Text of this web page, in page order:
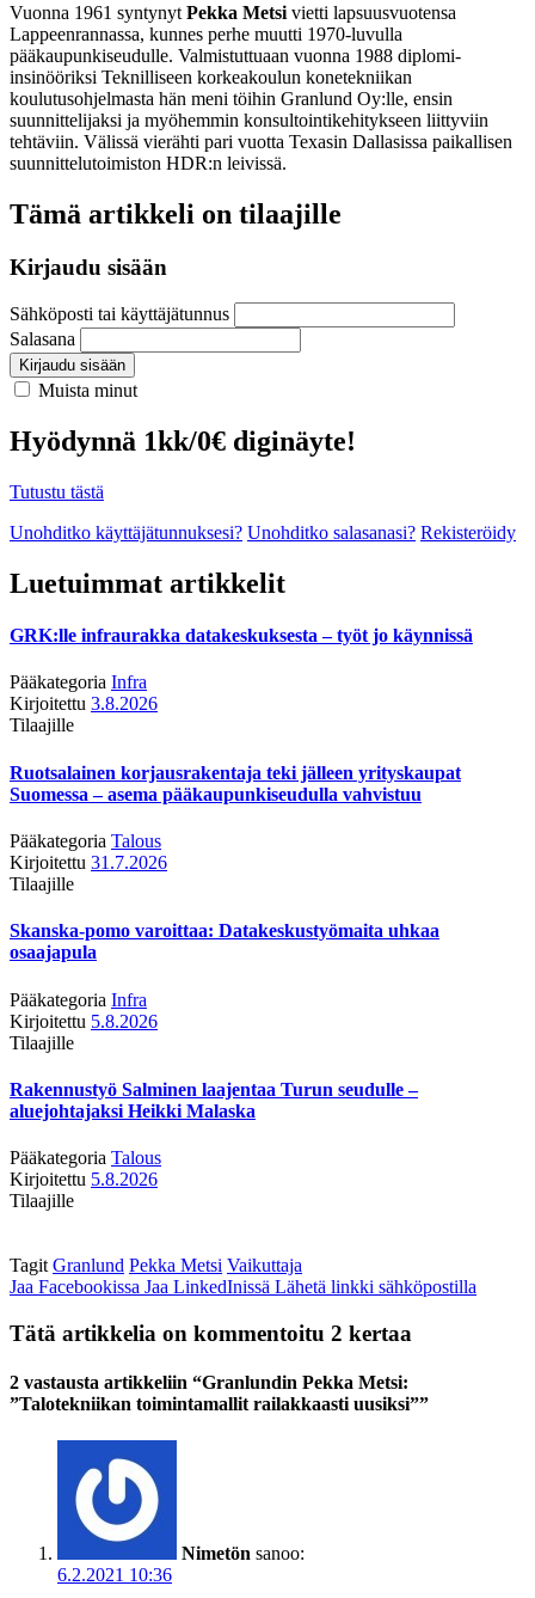
Vuonna 1961 syntynyt Pekka Metsi vietti lapsuusvuotensa
Lappeenrannassa, kunnes perhe muutti 1970-luvulla
pääkaupunkiseudulle. Valmistuttuaan vuonna 1988 diplomi-
insinööriksi Teknilliseen korkeakoulun konetekniikan
koulutusohjelmasta hän meni töihin Granlund Oy:lle, ensin
suunnittelijaksi ja myöhemmin konsultointikehitykseen liittyviin
tehtäviin. Välissä vierähti pari vuotta Texasin Dallasissa paikallisen
suunnittelutoimiston HDR:n leivissä.
Tämä artikkeli on tilaajille
Kirjaudu sisään
Sähköposti tai käyttäjätunnus
Salasana
Kirjaudu sisään
Muista minut
Hyödynnä 1kk/0€ diginäyte!
Tutustu tästä
Unohditko käyttäjätunnuksesi? Unohditko salasanasi? Rekisteröidy
Luetuimmat artikkelit
GRK:lle infraurakka datakeskuksesta – työt jo käynnissä
Pääkategoria Infra
Kirjoitettu 3.8.2026
Tilaajille
Ruotsalainen korjausrakentaja teki jälleen yrityskaupat
Suomessa – asema pääkaupunkiseudulla vahvistuu
Pääkategoria Talous
Kirjoitettu 31.7.2026
Tilaajille
Skanska-pomo varoittaa: Datakeskustyömaita uhkaa
osaajapula
Pääkategoria Infra
Kirjoitettu 5.8.2026
Tilaajille
Rakennustyö Salminen laajentaa Turun seudulle –
aluejohtajaksi Heikki Malaska
Pääkategoria Talous
Kirjoitettu 5.8.2026
Tilaajille
Tagit Granlund Pekka Metsi Vaikuttaja
Jaa Facebookissa Jaa LinkedInissä Lähetä linkki sähköpostilla
Tätä artikkelia on kommentoitu 2 kertaa
2 vastausta artikkeliin “Granlundin Pekka Metsi:
”Talotekniikan toimintamallit railakkaasti uusiksi””
Nimetön sanoo:
6.2.2021 10:36